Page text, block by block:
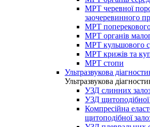
МРТ черевної
заочеревинного
МРТ поперекового
МРТ органів
МРТ кульшового
МРТ крижів та
МРТ стопи
Ультразвукова
Ультразвукова
УЗД слинних
УЗД щитоподібної
Компресійна
щитоподібної